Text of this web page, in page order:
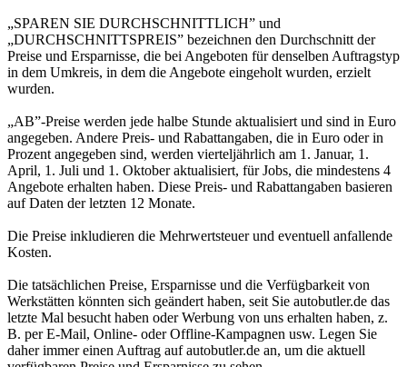
„SPAREN SIE DURCHSCHNITTLICH” und
„DURCHSCHNITTSPREIS” bezeichnen den Durchschnitt der
Preise und Ersparnisse, die bei Angeboten für denselben Auftragstyp
in dem Umkreis, in dem die Angebote eingeholt wurden, erzielt
wurden.
„AB”-Preise werden jede halbe Stunde aktualisiert und sind in Euro
angegeben. Andere Preis- und Rabattangaben, die in Euro oder in
Prozent angegeben sind, werden vierteljährlich am 1. Januar, 1.
April, 1. Juli und 1. Oktober aktualisiert, für Jobs, die mindestens 4
Angebote erhalten haben. Diese Preis- und Rabattangaben basieren
auf Daten der letzten 12 Monate.
Die Preise inkludieren die Mehrwertsteuer und eventuell anfallende
Kosten.
Die tatsächlichen Preise, Ersparnisse und die Verfügbarkeit von
Werkstätten könnten sich geändert haben, seit Sie autobutler.de das
letzte Mal besucht haben oder Werbung von uns erhalten haben, z.
B. per E-Mail, Online- oder Offline-Kampagnen usw. Legen Sie
daher immer einen Auftrag auf autobutler.de an, um die aktuell